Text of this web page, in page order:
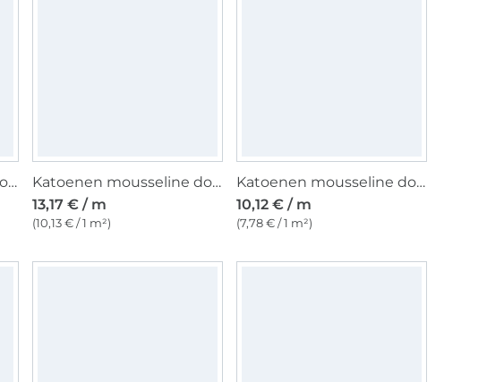
Katoenen mousseline double gauze, wit
Katoenen mousseline double gauze petite fleurs, gebroken wit
13,17 € / m
(10,13 € / 1 m²)
Katoenen mousseline double gauze uni, lichtaqua
10,12 € / m
(7,78 € / 1 m²)